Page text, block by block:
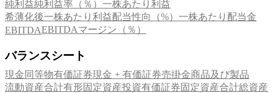
純利益純利益率（％） 一株あたり利益
希薄化後一株あたり利益配当性向（%） 一株あたり配当金
EBITDAEBITDAマージン（％）
バランスシート
現金同等物有価証券現金 + 有価証券売掛金商品及び製品
流動資産合計有形固定資産投資有価証券固定資産合計総資産